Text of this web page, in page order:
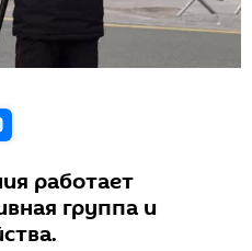
работает
группа и